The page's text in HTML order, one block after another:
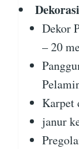
Dekor
– 20
Karpet
janur